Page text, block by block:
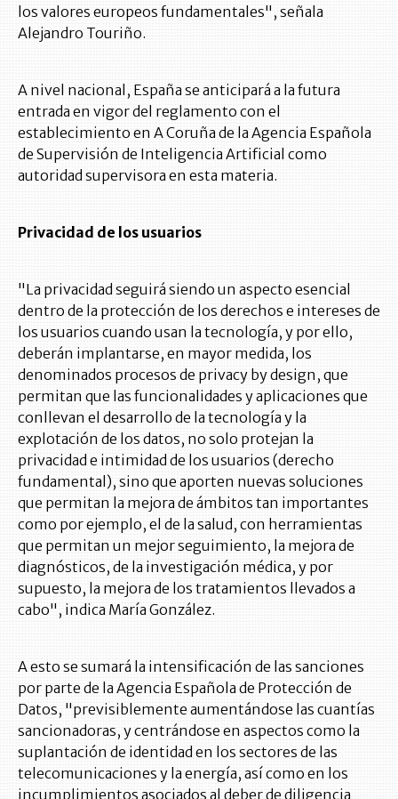
los valores europeos fundamentales", señala
Alejandro Touriño.
A nivel nacional, España se anticipará a la futura
entrada en vigor del reglamento con el
establecimiento en A Coruña de la Agencia Española
de Supervisión de Inteligencia Artificial como
autoridad supervisora en esta materia.
Privacidad de los usuarios
"La privacidad seguirá siendo un aspecto esencial
dentro de la protección de los derechos e intereses de
los usuarios cuando usan la tecnología, y por ello,
deberán implantarse, en mayor medida, los
denominados procesos de privacy by design, que
permitan que las funcionalidades y aplicaciones que
conllevan el desarrollo de la tecnología y la
explotación de los datos, no solo protejan la
privacidad e intimidad de los usuarios (derecho
fundamental), sino que aporten nuevas soluciones
que permitan la mejora de ámbitos tan importantes
como por ejemplo, el de la salud, con herramientas
que permitan un mejor seguimiento, la mejora de
diagnósticos, de la investigación médica, y por
supuesto, la mejora de los tratamientos llevados a
cabo", indica María González.
A esto se sumará la intensificación de las sanciones
por parte de la Agencia Española de Protección de
Datos, "previsiblemente aumentándose las cuantías
sancionadoras, y centrándose en aspectos como la
suplantación de identidad en los sectores de las
telecomunicaciones y la energía, así como en los
incumplimientos asociados al deber de diligencia